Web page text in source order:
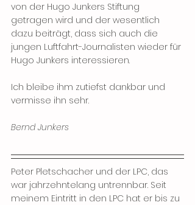
von der Hugo Junkers Stiftung
getragen wird und der wesentlich
dazu beiträgt, dass sich auch die
jungen Luftfahrt-Journalisten wieder für
Hugo Junkers interessieren.
Ich bleibe ihm zutiefst dankbar und
vermisse ihn sehr.
Bernd Junkers
Peter Pletschacher und der LPC, das
war jahrzehntelang untrennbar. Seit
meinem Eintritt in den LPC hat er bis zu